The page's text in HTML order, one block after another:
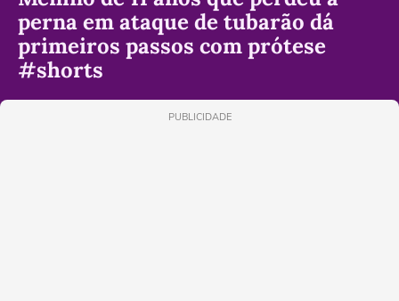
perna em ataque de tubarão dá
primeiros passos com prótese
#shorts
PUBLICIDADE